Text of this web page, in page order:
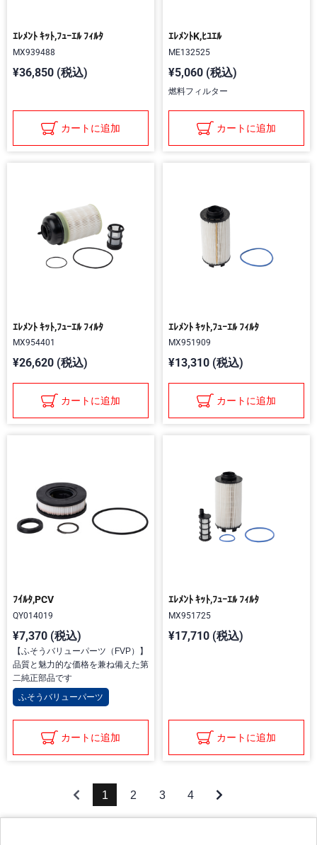
ｴﾚﾒﾝﾄ ｷｯﾄ,ﾌｭｰｴﾙ ﾌｨﾙﾀ
MX939488
¥36,850 (税込)
カートに追加
ｴﾚﾒﾝﾄK,ﾋﾕｴﾙ
ME132525
¥5,060 (税込)
燃料フィルター
カートに追加
ｴﾚﾒﾝﾄ ｷｯﾄ,ﾌｭｰｴﾙ ﾌｨﾙﾀ
MX954401
¥26,620 (税込)
カートに追加
ｴﾚﾒﾝﾄ ｷｯﾄ,ﾌｭｰｴﾙ ﾌｨﾙﾀ
MX951909
¥13,310 (税込)
カートに追加
ﾌｲﾙﾀ,PCV
QY014019
¥7,370 (税込)
【ふそうバリューパーツ（FVP）】
品質と魅力的な価格を兼ね備えた第
二純正部品です
ふそうバリューパーツ
カートに追加
ｴﾚﾒﾝﾄ ｷｯﾄ,ﾌｭｰｴﾙ ﾌｨﾙﾀ
MX951725
¥17,710 (税込)
カートに追加
1 2 3 4